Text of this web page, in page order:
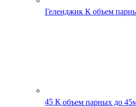
Геленджик К объем
45 К объем парных до